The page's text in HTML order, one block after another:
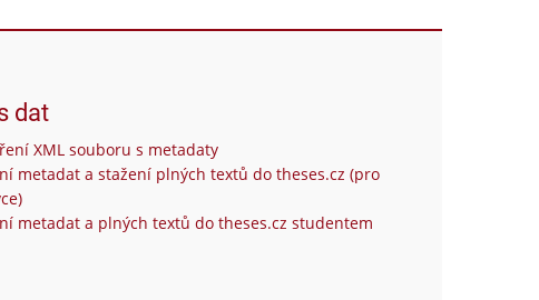
dat
XML souboru s metadaty
metadat a stažení plných textů do theses.cz (pro
metadat a plných textů do theses.cz studentem